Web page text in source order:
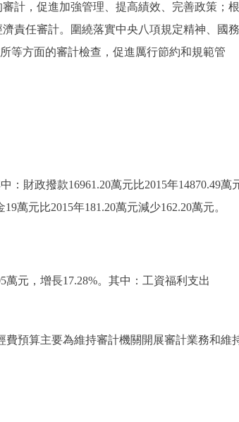
計，促進加強管理、提高績效、完善政策；根
責任審計。圍繞落實中央八項規定精神、國務
等方面的審計檢查，促進厲行節約和規範管
財政撥款16961.20萬元比2015年14870.49萬
萬元比2015年181.20萬元減少162.20萬元。
元，增長17.28%。其中：工資福利支出
預算主要為維持審計機關開展審計業務和維